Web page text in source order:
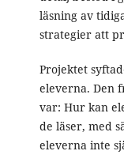
läsning av
strategier att
Projektet
eleverna. Den
var: Hur kan
de läser, med
eleverna inte